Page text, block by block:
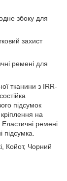
збоку для
захист
ремені для
тканини з IRR-
підсумок
на
ремені
підсумка.
Койот, Чорний